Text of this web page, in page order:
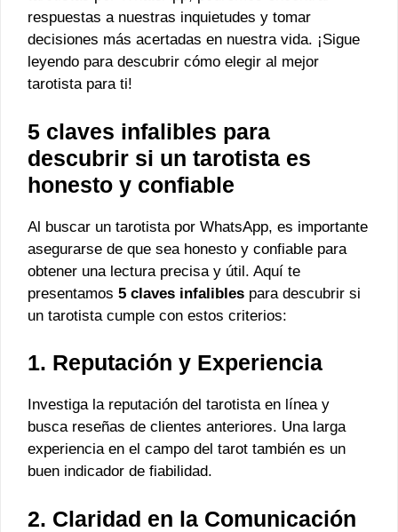
respuestas a nuestras inquietudes y tomar
decisiones más acertadas en nuestra vida. ¡Sigue
leyendo para descubrir cómo elegir al mejor
tarotista para ti!
5 claves infalibles para
descubrir si un tarotista es
honesto y confiable
Al buscar un tarotista por WhatsApp, es importante
asegurarse de que sea honesto y confiable para
obtener una lectura precisa y útil. Aquí te
presentamos 5 claves infalibles para descubrir si
un tarotista cumple con estos criterios:
1. Reputación y Experiencia
Investiga la reputación del tarotista en línea y
busca reseñas de clientes anteriores. Una larga
experiencia en el campo del tarot también es un
buen indicador de fiabilidad.
2. Claridad en la Comunicación